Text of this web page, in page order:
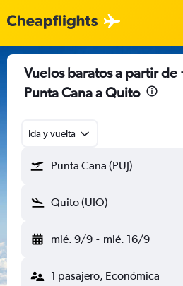
Vuelos baratos a partir
Punta Cana a Quito
Ida y vuelta
Punta Cana (PUJ)
Quito (UIO)
mié. 9/9 - mié. 16/9
1 pasajero, Económica